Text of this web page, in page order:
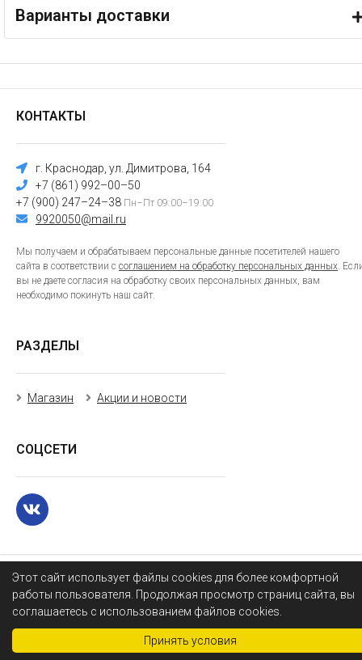
Принять условия
Этот сайт использует файлы cookies для более комфортной
работы пользователя. Продолжая просмотр страниц сайта, вы
соглашаетесь с использованием файлов cookies.
Варианты доставки
КОНТАКТЫ
г. Краснодар, ул. Димитрова, 164
+7 (861) 992–00–50
+7 (900) 247–24–38 Пн–Пт 09:00–19:00
9920050@mail.ru
Мы получаем и обрабатываем персональные данные посетителей нашего
сайта в соответствии с соглашением на обработку персональных данных.
вы не даете согласия на обработку своих персональных данных, вам
необходимо покинуть наш сайт.
РАЗДЕЛЫ
Магазин Акции и новости
СОЦСЕТИ